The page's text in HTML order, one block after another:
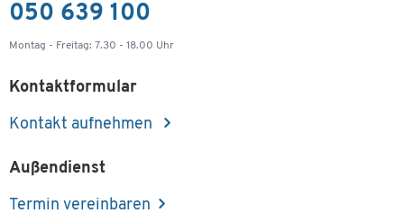
050 639 100
Montag - Freitag: 7.30 - 18.00 Uhr
Kontaktformular
Kontakt aufnehmen
Außendienst
Termin vereinbaren